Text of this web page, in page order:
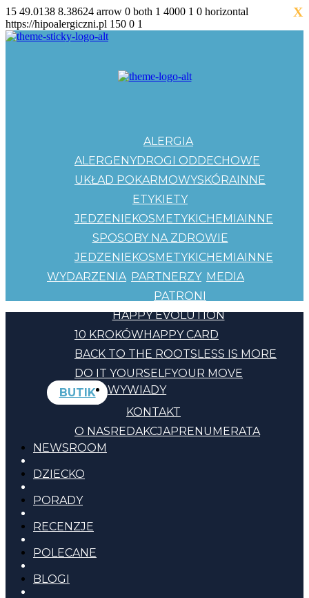
15 49.0138 8.38624 arrow 0 both 1 4000 1 0 horizontal
https://hipoalergiczni.pl 150 0 1
ALERGIA
ALERGENYDROGI ODDECHOWE
UKŁAD POKARMOWYSKÓRAINNE
ETYKIETY
JEDZENIEKOSMETYKICHEMIAINNE
SPOSOBY NA ZDROWIE
JEDZENIEKOSMETYKICHEMIAINNE
WYDARZENIA PARTNERZY
PATRONI
MEDIA
HAPPY EVOLUTION
10 KROKÓWHAPPY CARD
BACK TO THE ROOTSLESS IS MORE
DO IT YOURSELFYOUR MOVE
BUTIK
KONTAKT
O NASREDAKCJAPRENUMERATA
WYWIADY
NEWSROOM
DZIECKO
PORADY
RECENZJE
POLECANE
BLOGI
X